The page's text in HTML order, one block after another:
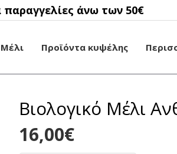
άνω των 50€
Μέλι Προϊόντα κυψέλης
Βιολογικό Μέλι
16,00€